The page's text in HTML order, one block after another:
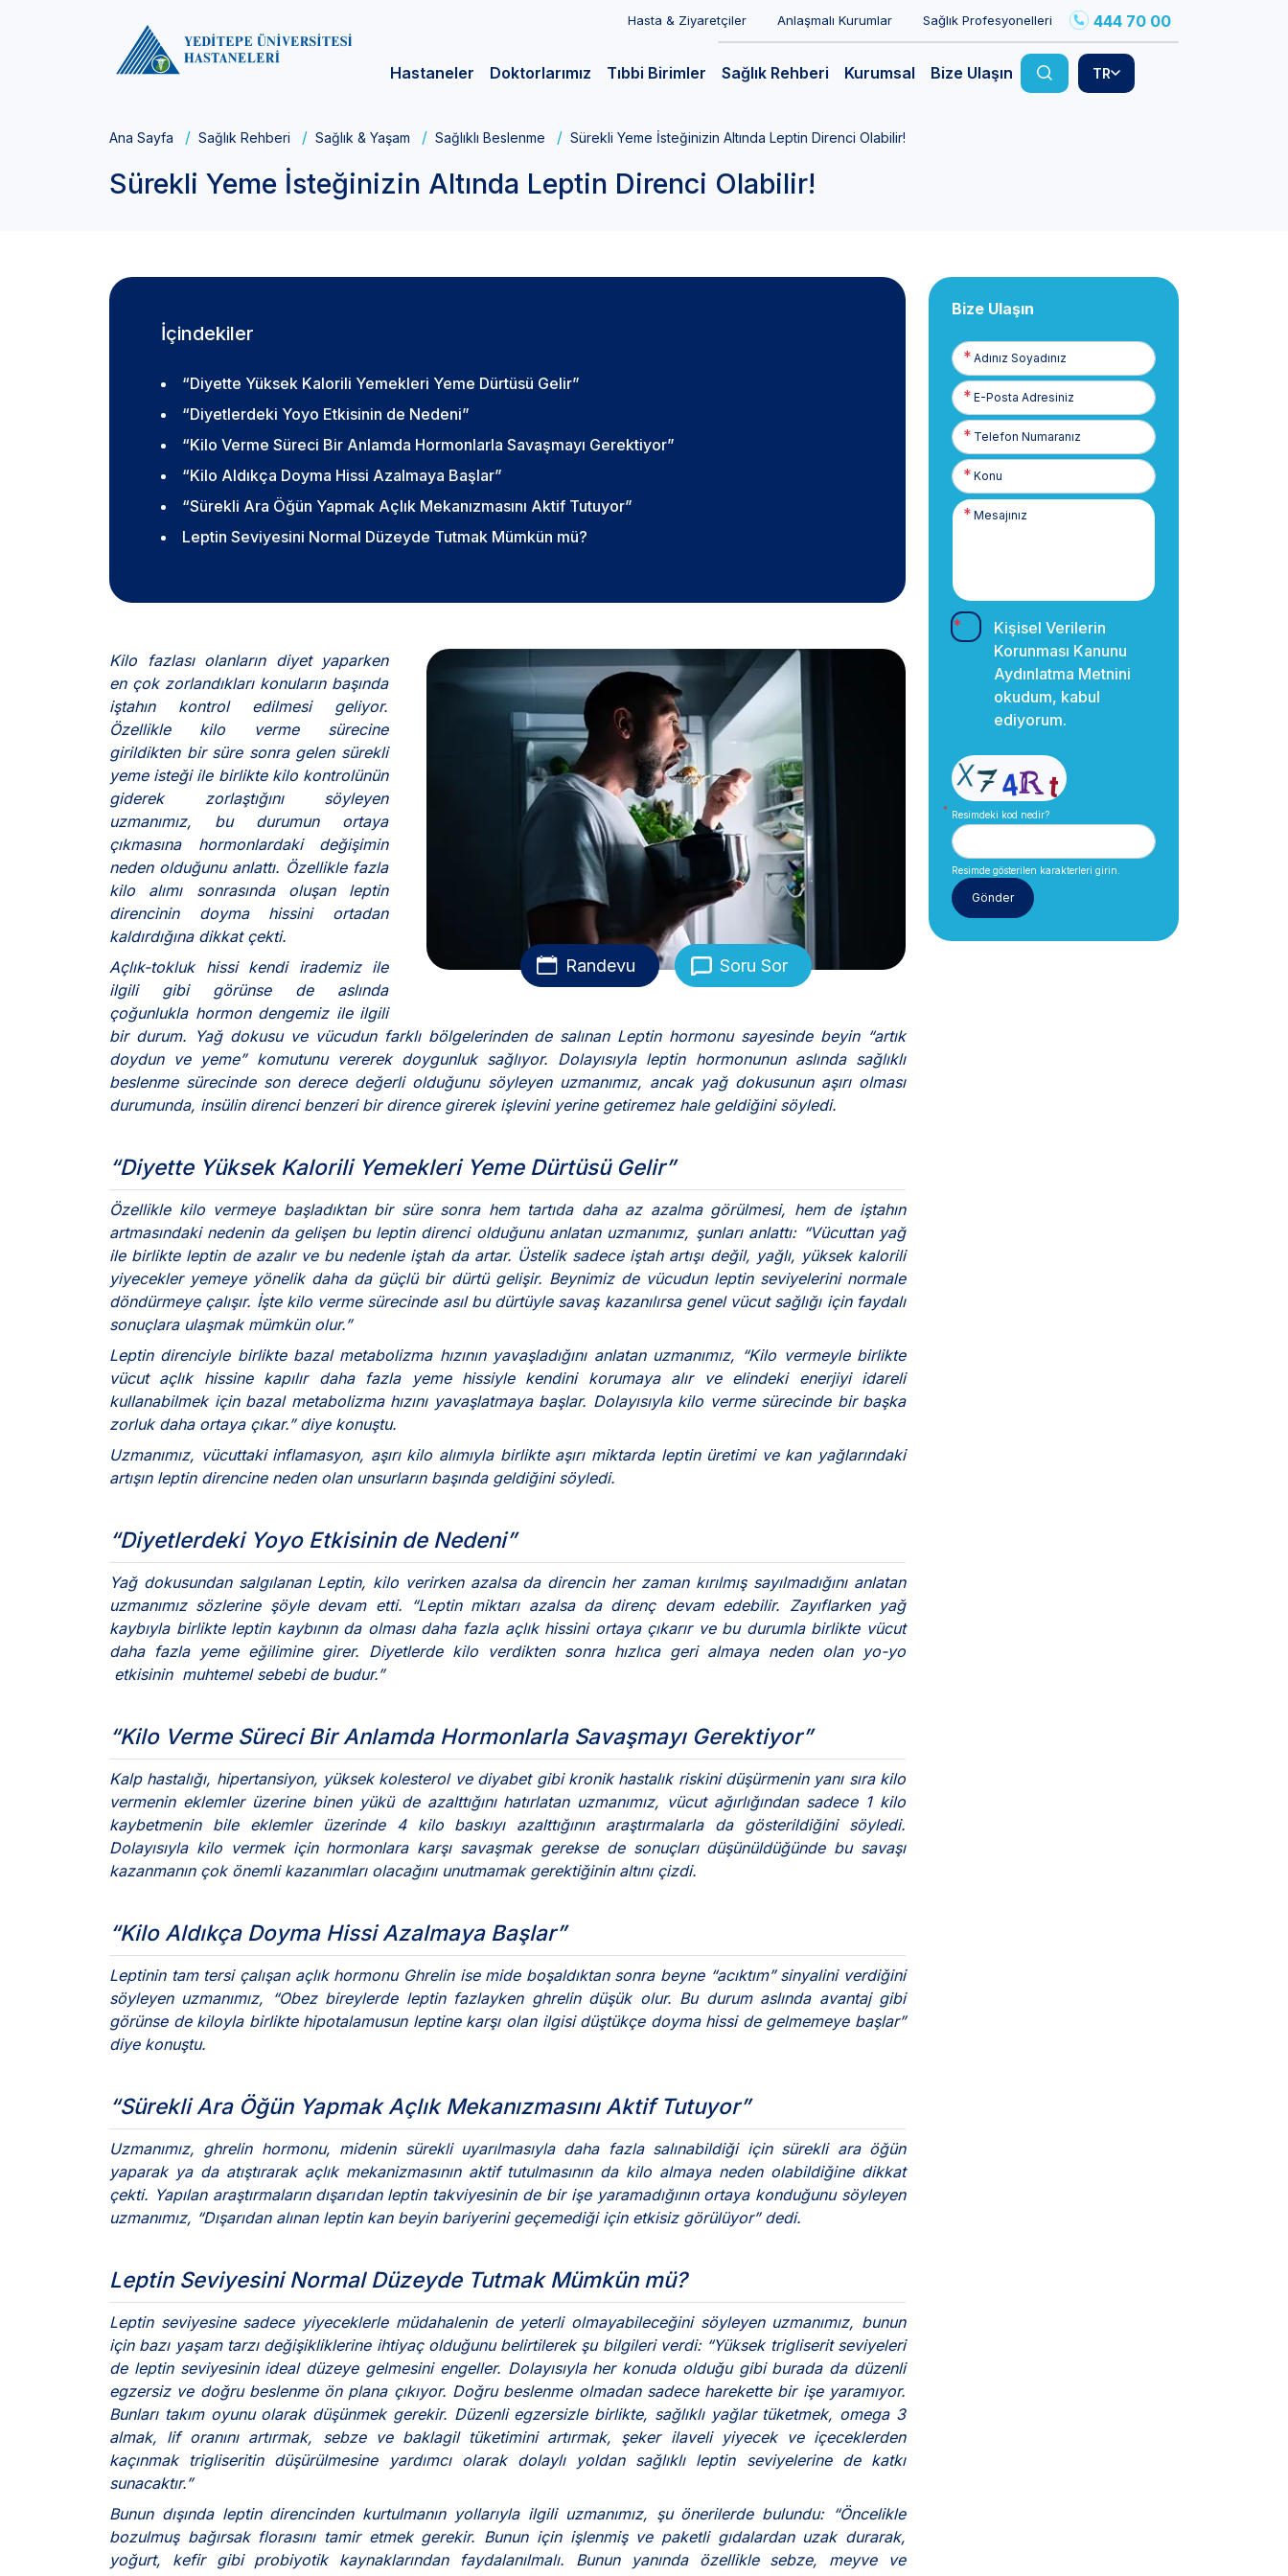
Hasta & Ziyaretçiler Anlaşmalı Kurumlar Sağlık Profesyonelleri 444 70 00
Hastaneler Doktorlarımız Tıbbi Birimler Sağlık Rehberi Kurumsal Bize Ulaşın TR
Ana Sayfa Sağlık Rehberi Sağlık & Yaşam Sağlıklı Beslenme Sürekli Yeme İsteğinizin Altında Leptin Direnci Olabilir!
Sürekli Yeme İsteğinizin Altında Leptin Direnci Olabilir!
İçindekiler
“Diyette Yüksek Kalorili Yemekleri Yeme Dürtüsü Gelir”
“Diyetlerdeki Yoyo Etkisinin de Nedeni”
“Kilo Verme Süreci Bir Anlamda Hormonlarla Savaşmayı Gerektiyor”
“Kilo Aldıkça Doyma Hissi Azalmaya Başlar”
“Sürekli Ara Öğün Yapmak Açlık Mekanızmasını Aktif Tutuyor”
Leptin Seviyesini Normal Düzeyde Tutmak Mümkün mü?
Randevu Soru Sor
Kilo fazlası olanların diyet yaparken
en çok zorlandıkları konuların başında
iştahın kontrol edilmesi geliyor.
Özellikle kilo verme sürecine
girildikten bir süre sonra gelen sürekli
yeme isteği ile birlikte kilo kontrolünün
giderek zorlaştığını söyleyen
uzmanımız, bu durumun ortaya
çıkmasına hormonlardaki değişimin
neden olduğunu anlattı. Özellikle fazla
kilo alımı sonrasında oluşan leptin
direncinin doyma hissini ortadan
kaldırdığına dikkat çekti.
Açlık-tokluk hissi kendi irademiz ile
ilgili gibi görünse de aslında
çoğunlukla hormon dengemiz ile ilgili
bir durum. Yağ dokusu ve vücudun farklı bölgelerinden de salınan Leptin hormonu sayesinde beyin “artık
doydun ve yeme” komutunu vererek doygunluk sağlıyor. Dolayısıyla leptin hormonunun aslında sağlıklı
beslenme sürecinde son derece değerli olduğunu söyleyen uzmanımız, ancak yağ dokusunun aşırı olması
durumunda, insülin direnci benzeri bir dirence girerek işlevini yerine getiremez hale geldiğini söyledi.
“Diyette Yüksek Kalorili Yemekleri Yeme Dürtüsü Gelir”
Özellikle kilo vermeye başladıktan bir süre sonra hem tartıda daha az azalma görülmesi, hem de iştahın
artmasındaki nedenin da gelişen bu leptin direnci olduğunu anlatan uzmanımız, şunları anlattı: “Vücuttan yağ
ile birlikte leptin de azalır ve bu nedenle iştah da artar. Üstelik sadece iştah artışı değil, yağlı, yüksek kalorili
yiyecekler yemeye yönelik daha da güçlü bir dürtü gelişir. Beynimiz de vücudun leptin seviyelerini normale
döndürmeye çalışır. İşte kilo verme sürecinde asıl bu dürtüyle savaş kazanılırsa genel vücut sağlığı için faydalı
sonuçlara ulaşmak mümkün olur.”
Leptin direnciyle birlikte bazal metabolizma hızının yavaşladığını anlatan uzmanımız, “Kilo vermeyle birlikte
vücut açlık hissine kapılır daha fazla yeme hissiyle kendini korumaya alır ve elindeki enerjiyi idareli
kullanabilmek için bazal metabolizma hızını yavaşlatmaya başlar. Dolayısıyla kilo verme sürecinde bir başka
zorluk daha ortaya çıkar.” diye konuştu.
Uzmanımız, vücuttaki inflamasyon, aşırı kilo alımıyla birlikte aşırı miktarda leptin üretimi ve kan yağlarındaki
artışın leptin direncine neden olan unsurların başında geldiğini söyledi.
“Diyetlerdeki Yoyo Etkisinin de Nedeni”
Yağ dokusundan salgılanan Leptin, kilo verirken azalsa da direncin her zaman kırılmış sayılmadığını anlatan
uzmanımız sözlerine şöyle devam etti. “Leptin miktarı azalsa da direnç devam edebilir. Zayıflarken yağ
kaybıyla birlikte leptin kaybının da olması daha fazla açlık hissini ortaya çıkarır ve bu durumla birlikte vücut
daha fazla yeme eğilimine girer. Diyetlerde kilo verdikten sonra hızlıca geri almaya neden olan yo-yo
etkisinin muhtemel sebebi de budur.”
“Kilo Verme Süreci Bir Anlamda Hormonlarla Savaşmayı Gerektiyor”
Kalp hastalığı, hipertansiyon, yüksek kolesterol ve diyabet gibi kronik hastalık riskini düşürmenin yanı sıra kilo
vermenin eklemler üzerine binen yükü de azalttığını hatırlatan uzmanımız, vücut ağırlığından sadece 1 kilo
kaybetmenin bile eklemler üzerinde 4 kilo baskıyı azalttığının araştırmalarla da gösterildiğini söyledi.
Dolayısıyla kilo vermek için hormonlara karşı savaşmak gerekse de sonuçları düşünüldüğünde bu savaşı
kazanmanın çok önemli kazanımları olacağını unutmamak gerektiğinin altını çizdi.
“Kilo Aldıkça Doyma Hissi Azalmaya Başlar”
Leptinin tam tersi çalışan açlık hormonu Ghrelin ise mide boşaldıktan sonra beyne “acıktım” sinyalini verdiğini
söyleyen uzmanımız, “Obez bireylerde leptin fazlayken ghrelin düşük olur. Bu durum aslında avantaj gibi
görünse de kiloyla birlikte hipotalamusun leptine karşı olan ilgisi düştükçe doyma hissi de gelmemeye başlar”
diye konuştu.
“Sürekli Ara Öğün Yapmak Açlık Mekanızmasını Aktif Tutuyor”
Uzmanımız, ghrelin hormonu, midenin sürekli uyarılmasıyla daha fazla salınabildiği için sürekli ara öğün
yaparak ya da atıştırarak açlık mekanizmasının aktif tutulmasının da kilo almaya neden olabildiğine dikkat
çekti. Yapılan araştırmaların dışarıdan leptin takviyesinin de bir işe yaramadığının ortaya konduğunu söyleyen
uzmanımız, “Dışarıdan alınan leptin kan beyin bariyerini geçemediği için etkisiz görülüyor” dedi.
Leptin Seviyesini Normal Düzeyde Tutmak Mümkün mü?
Leptin seviyesine sadece yiyeceklerle müdahalenin de yeterli olmayabileceğini söyleyen uzmanımız, bunun
için bazı yaşam tarzı değişikliklerine ihtiyaç olduğunu belirtilerek şu bilgileri verdi: “Yüksek trigliserit seviyeleri
de leptin seviyesinin ideal düzeye gelmesini engeller. Dolayısıyla her konuda olduğu gibi burada da düzenli
egzersiz ve doğru beslenme ön plana çıkıyor. Doğru beslenme olmadan sadece harekette bir işe yaramıyor.
Bunları takım oyunu olarak düşünmek gerekir. Düzenli egzersizle birlikte, sağlıklı yağlar tüketmek, omega 3
almak, lif oranını artırmak, sebze ve baklagil tüketimini artırmak, şeker ilaveli yiyecek ve içeceklerden
kaçınmak trigliseritin düşürülmesine yardımcı olarak dolaylı yoldan sağlıklı leptin seviyelerine de katkı
sunacaktır.”
Bunun dışında leptin direncinden kurtulmanın yollarıyla ilgili uzmanımız, şu önerilerde bulundu: “Öncelikle
bozulmuş bağırsak florasını tamir etmek gerekir. Bunun için işlenmiş ve paketli gıdalardan uzak durarak,
yoğurt, kefir gibi probiyotik kaynaklarından faydalanılmalı. Bunun yanında özellikle sebze, meyve ve
Bize Ulaşın
Adınız
Soyadınız
E-
Posta
Telefon
Numaranız
Kişisel Verilerin
Korunması Kanunu
Aydınlatma Metnini
okudum, kabul
ediyorum.
Resimdeki kod nedir?
Resimde gösterilen karakterleri girin.